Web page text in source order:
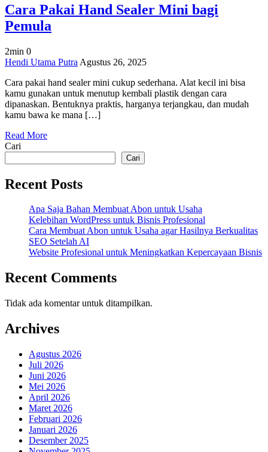
Cara Pakai Hand Sealer Mini bagi
Pemula
2min 0
on
Pakai
Hand
Sealer
Mini
Pemula
Hendi Utama Putra Agustus 26, 2025
Cara pakai hand sealer mini cukup sederhana. Alat kecil ini bisa
kamu gunakan untuk menutup kembali plastik dengan cara
dipanaskan. Bentuknya praktis, harganya terjangkau, dan mudah
kamu bawa ke mana […]
Read More
Cari
Cari
Recent Posts
Apa Saja Bahan Membuat Abon untuk Usaha
Kelebihan WordPress untuk Bisnis Profesional
Cara Membuat Abon untuk Usaha agar Hasilnya Berkualitas
SEO Setelah AI
Website Profesional untuk Meningkatkan Kepercayaan Bisnis
Recent Comments
Tidak ada komentar untuk ditampilkan.
Archives
Agustus 2026
Juli 2026
Juni 2026
Mei 2026
April 2026
Maret 2026
Februari 2026
Januari 2026
Desember 2025